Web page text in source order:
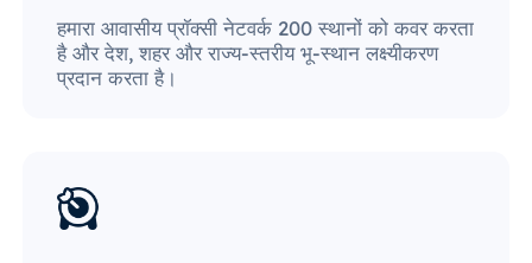
हमारा आवासीय प्रॉक्सी नेटवर्क 200 स्थानों को कवर करता
है और देश, शहर और राज्य-स्तरीय भू-स्थान लक्ष्यीकरण
प्रदान करता है।